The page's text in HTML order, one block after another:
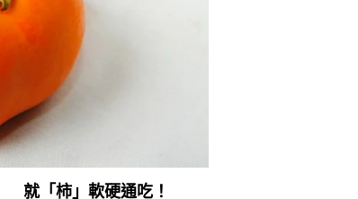
就「柿」軟硬通吃！